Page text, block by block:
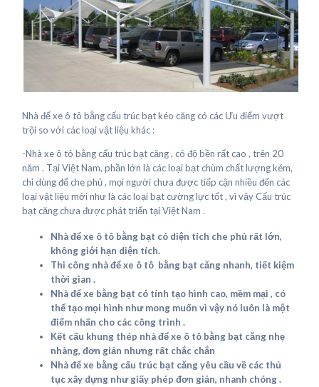
Nhà để xe ô tô bằng cấu trúc bạt kéo căng có các Ưu điểm vượt
trội so với các loại vật liệu khác :
-Nhà xe ô tô bằng cấu trúc bạt căng , có độ bền rất cao , trên 20
năm . Tại Việt Nam, phần lớn là các loại bạt chùm chất lượng kém,
chỉ dùng để che phủ , mọi người chưa được tiếp cận nhiều đến các
loại vật liệu mới như là các loại bạt cường lực tốt , vì vậy Cấu trúc
bạt căng chưa được phát triển tại Việt Nam .
Nhà để xe ô tô bằng bạt có diện tích che phủ rất lớn,
không giới hạn diện tích.
Thi công nhà để xe ô tô bằng bạt căng nhanh, tiết kiệm
thời gian .
Nhà để xe bằng bạt có tính tạo hình cao, mềm mại , có
thể tạo mọi hình như mong muốn vì vậy nó luôn là một
điểm nhấn cho các công trình .
Kết cấu khung thép nhà để xe ô tô bằng bạt căng nhẹ
nhàng, đơn giản nhưng rất chắc chắn
Nhà để xe bằng cấu trúc bạt căng yêu cầu về các thủ
tục xây dựng như giấy phép đơn giản, nhanh chóng .